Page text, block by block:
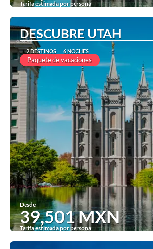
Tarifa estimada por persona
Ver
DESCUBRE UTAH
2 DESTINOS 6 NOCHES
Paquete de vacaciones
Desde
39,501 MXN
Tarifa estimada por persona
Ver